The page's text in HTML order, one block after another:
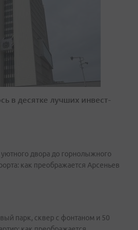
в десятке лучших инвест-
двора до горнолыжного
как преображается Арсеньев
парк, сквер с фонтаном и 50